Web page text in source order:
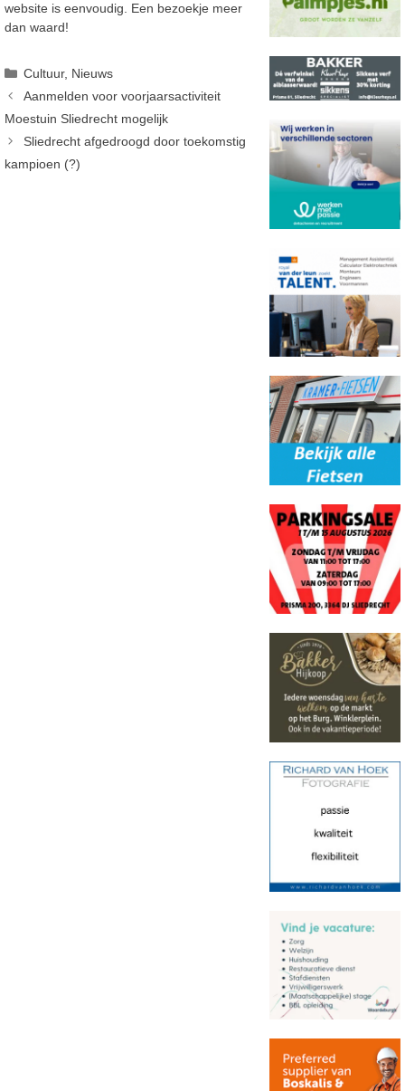
website is eenvoudig. Een bezoekje meer
dan waard!
Categorieën
Cultuur, Nieuws
Aanmelden voor voorjaarsactiviteit
Moestuin Sliedrecht mogelijk
Sliedrecht afgedroogd door toekomstig
kampioen (?)